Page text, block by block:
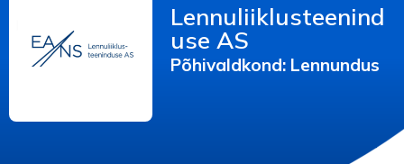
OSALENUD ETTEVÕTTED 2022
OSALENUD ETTEVÕTTED 2021
PODCAST
Lennuliiklusteenind
use AS
Põhivaldkond: Lennundus